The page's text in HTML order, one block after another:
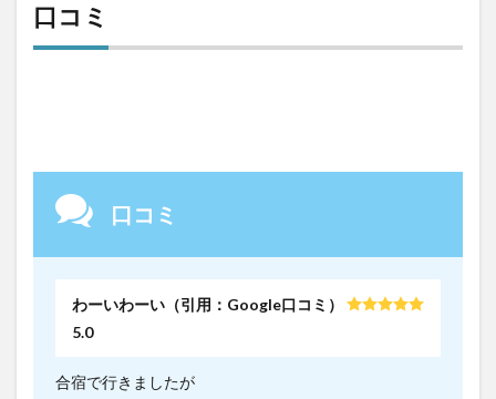
口コミ
口コミ
わーいわーい（引用：Google口コミ）
5.0
合宿で行きましたが